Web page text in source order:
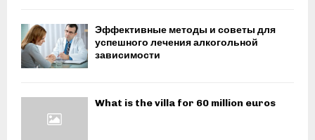
Эффективные методы и советы для
успешного лечения алкогольной
зависимости
What is the villa for 60 million euros